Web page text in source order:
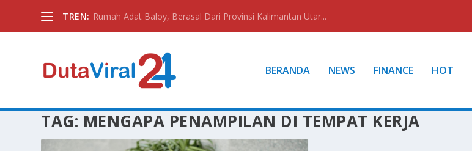
TREN: Rumah Adat Baloy, Berasal Dari Provinsi Kalimantan Utar...
BERANDA NEWS FINANCE HOT
TAG: MENGAPA PENAMPILAN DI TEMPAT KERJA